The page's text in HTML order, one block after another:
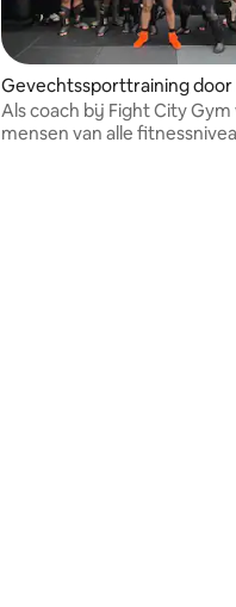
Gevechtssporttraining door
Als coach bij Fight City
mensen van alle